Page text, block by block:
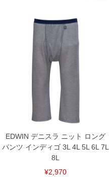
EDWIN デニスラ ニット ロング
パンツ インディゴ 3L 4L 5L 6L 7L
8L
¥2,970